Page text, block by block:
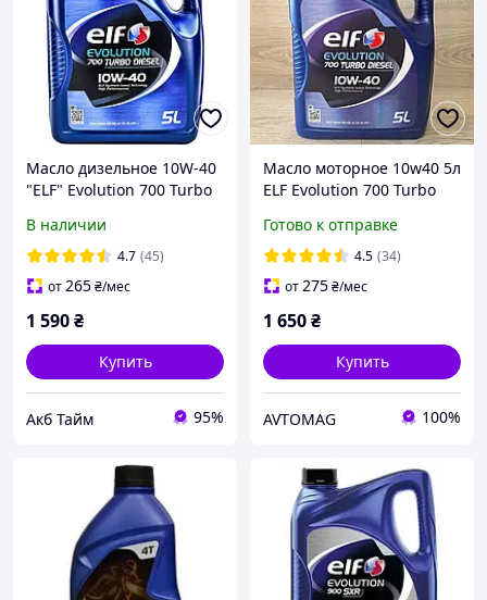
Масло дизельное 10W-40
"ELF" Evolution 700 Turbo
В наличии
4.7 (45)
от265₴/мес
1 590₴
Купить
Акб Тайм 95%
Масло моторное 10w40 5л
ELF Evolution 700 Turbo
Готово к отправке
4.5 (34)
от275₴/мес
1 650₴
Купить
AVTOMAG 100%